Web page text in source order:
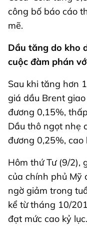
công bố báo cáo
mẽ.
Dầu tăng do kho
cuộc đàm phán
Sau khi tăng hơn
giá dầu Brent
đương 0,15%,
Dầu thô ngọt nhẹ
đương 0,25%, cao
Hôm thứ Tư (9/2),
của chính phủ Mỹ
ngờ giảm trong
kể từ tháng 10/
đạt mức cao kỷ lục.